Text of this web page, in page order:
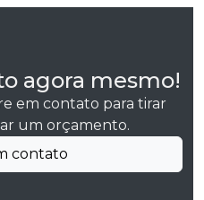
agora mesmo!
em contato para tirar
um orçamento.
contato